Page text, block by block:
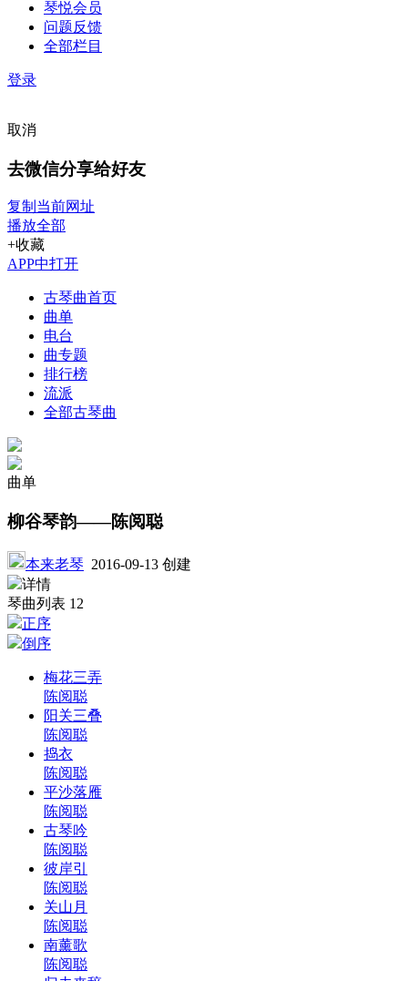
琴悦会员
问题反馈
全部栏目
登录
取消
去微信分享给好友
复制当前网址
播放全部
+收藏
APP中打开
古琴曲首页
曲单
电台
曲专题
排行榜
流派
全部古琴曲
曲单
柳谷琴韵——陈阅聪
本来老琴 2016-09-13 创建
详情
琴曲列表 12
正序
倒序
梅花三弄
陈阅聪
阳关三叠
陈阅聪
捣衣
陈阅聪
平沙落雁
陈阅聪
古琴吟
陈阅聪
彼岸引
陈阅聪
关山月
陈阅聪
南薰歌
陈阅聪